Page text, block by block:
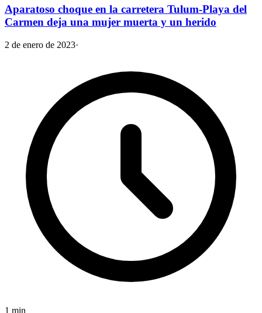
Aparatoso choque en la carretera Tulum-Playa del
Carmen deja una mujer muerta y un herido
2 de enero de 2023·
1 min